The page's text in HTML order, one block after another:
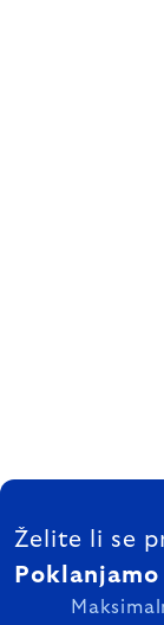
FOOTER
Želite li se